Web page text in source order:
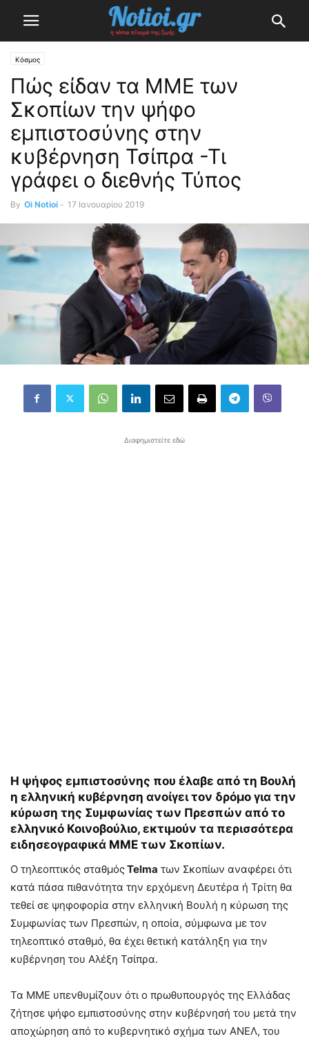
Κόσμος
Πώς είδαν τα ΜΜΕ των
Σκοπίων την ψήφο
εμπιστοσύνης στην
κυβέρνηση Τσίπρα -Τι
γράφει ο διεθνής Τύπος
By Oi Notioi - 17 Ιανουαρίου 2019
Διαφημιστείτε εδώ
Η ψήφος εμπιστοσύνης που έλαβε από τη Βουλή
η ελληνική κυβέρνηση ανοίγει τον δρόμο για την
κύρωση της Συμφωνίας των Πρεσπών από το
ελληνικό Κοινοβούλιο, εκτιμούν τα περισσότερα
ειδησεογραφικά ΜΜΕ των Σκοπίων.
Ο τηλεοπτικός σταθμόςTelma των Σκοπίων αναφέρει ότι
κατά πάσα πιθανότητα την ερχόμενη Δευτέρα ή Τρίτη θα
τεθεί σε ψηφοφορία στην ελληνική Βουλή η κύρωση της
Συμφωνίας των Πρεσπών, η οποία, σύμφωνα με τον
τηλεοπτικό σταθμό, θα έχει θετική κατάληξη για την
κυβέρνηση του Αλέξη Τσίπρα.
Τα ΜΜΕ υπενθυμίζουν ότι ο πρωθυπουργός της Ελλάδας
ζήτησε ψήφο εμπιστοσύνης στην κυβέρνησή του μετά την
αποχώρηση από το κυβερνητικό σχήμα των ΑΝΕΛ, του